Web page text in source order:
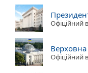
Офіційний
Верховна
Офіційний